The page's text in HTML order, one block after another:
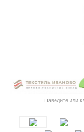
Наведите или